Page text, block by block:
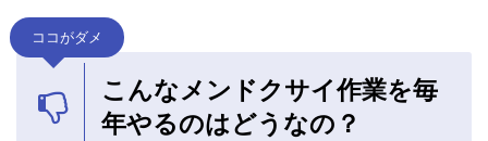
ココがダメ
こんなメンドクサイ作業を毎
年やるのはどうなの？